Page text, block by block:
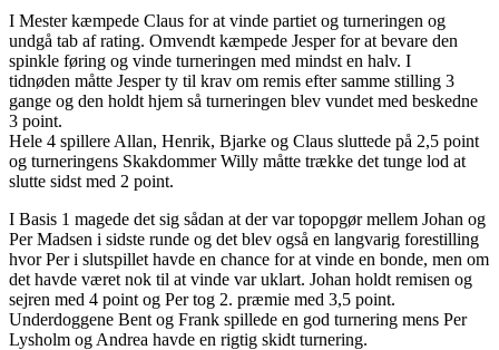
I Mester kæmpede Claus for at vinde partiet og turneringen og
undgå tab af rating. Omvendt kæmpede Jesper for at bevare den
spinkle føring og vinde turneringen med mindst en halv. I
tidnøden måtte Jesper ty til krav om remis efter samme stilling 3
gange og den holdt hjem så turneringen blev vundet med beskedne
3 point.
Hele 4 spillere Allan, Henrik, Bjarke og Claus sluttede på 2,5 point
og turneringens Skakdommer Willy måtte trække det tunge lod at
slutte sidst med 2 point.
I Basis 1 magede det sig sådan at der var topopgør mellem Johan og
Per Madsen i sidste runde og det blev også en langvarig forestilling
hvor Per i slutspillet havde en chance for at vinde en bonde, men om
det havde været nok til at vinde var uklart. Johan holdt remisen og
sejren med 4 point og Per tog 2. præmie med 3,5 point.
Underdoggene Bent og Frank spillede en god turnering mens Per
Lysholm og Andrea havde en rigtig skidt turnering.